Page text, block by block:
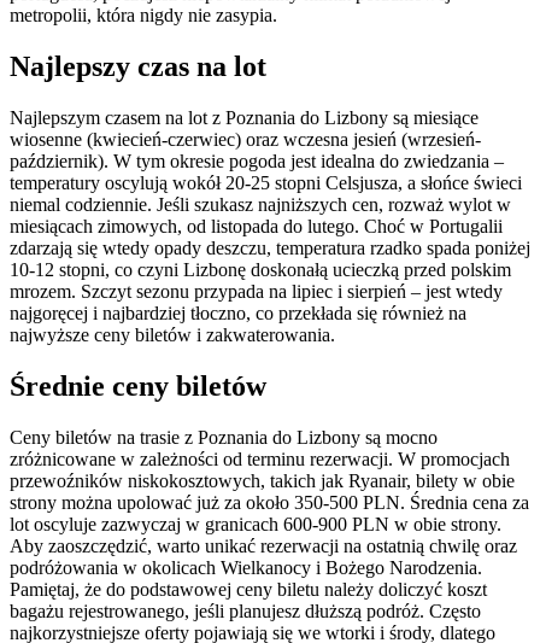
metropolii, która nigdy nie zasypia.
Najlepszy czas na lot
Najlepszym czasem na lot z Poznania do Lizbony są miesiące
wiosenne (kwiecień-czerwiec) oraz wczesna jesień (wrzesień-
październik). W tym okresie pogoda jest idealna do zwiedzania –
temperatury oscylują wokół 20-25 stopni Celsjusza, a słońce świeci
niemal codziennie. Jeśli szukasz najniższych cen, rozważ wylot w
miesiącach zimowych, od listopada do lutego. Choć w Portugalii
zdarzają się wtedy opady deszczu, temperatura rzadko spada poniżej
10-12 stopni, co czyni Lizbonę doskonałą ucieczką przed polskim
mrozem. Szczyt sezonu przypada na lipiec i sierpień – jest wtedy
najgoręcej i najbardziej tłoczno, co przekłada się również na
najwyższe ceny biletów i zakwaterowania.
Średnie ceny biletów
Ceny biletów na trasie z Poznania do Lizbony są mocno
zróżnicowane w zależności od terminu rezerwacji. W promocjach
przewoźników niskokosztowych, takich jak Ryanair, bilety w obie
strony można upolować już za około 350-500 PLN. Średnia cena za
lot oscyluje zazwyczaj w granicach 600-900 PLN w obie strony.
Aby zaoszczędzić, warto unikać rezerwacji na ostatnią chwilę oraz
podróżowania w okolicach Wielkanocy i Bożego Narodzenia.
Pamiętaj, że do podstawowej ceny biletu należy doliczyć koszt
bagażu rejestrowanego, jeśli planujesz dłuższą podróż. Często
najkorzystniejsze oferty pojawiają się we wtorki i środy, dlatego